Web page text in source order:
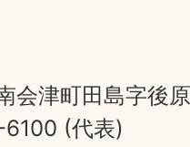
会津町田島字後
6100 (代表)